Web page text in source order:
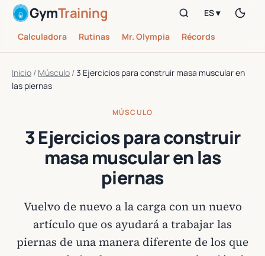
GymTraining
Calculadora Rutinas Mr. Olympia Récords
ES ▾
Inicio / Músculo /3 Ejercicios para construir masa muscular en
las piernas
MÚSCULO
3 Ejercicios para construir
masa muscular en las
piernas
Vuelvo de nuevo a la carga con un nuevo
artículo que os ayudará a trabajar las
piernas de una manera diferente de los que